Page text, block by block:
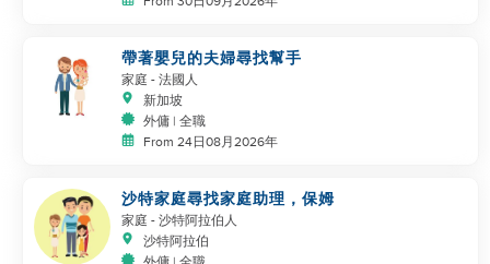
帶著嬰兒的夫婦尋找幫手
家庭 - 法國人
新加坡
外傭 | 全職
From 24日08月2026年
沙特家庭尋找家庭助理，保姆
家庭 - 沙特阿拉伯人
沙特阿拉伯